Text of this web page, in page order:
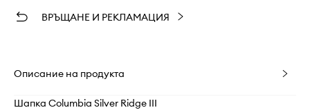
ВРЪЩАНЕ И РЕКЛАМАЦИЯ
Описание на продукта
Шапка Columbia Silver Ridge III